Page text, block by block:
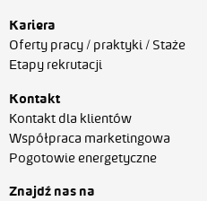
Kariera
Oferty pracy / praktyki / Staże
Etapy rekrutacji
Kontakt
Kontakt dla klientów
Współpraca marketingowa
Pogotowie energetyczne
Znajdź nas na